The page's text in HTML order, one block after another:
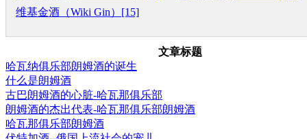
维基金酒（Wiki Gin）[15]
文章标题
哈瓦纳俱乐部朗姆酒的诞生
什么是朗姆酒
古巴朗姆酒的心脏-哈瓦那俱乐部
朗姆酒的杰出代表-哈瓦那俱乐部朗姆酒
哈瓦那俱乐部朗姆酒